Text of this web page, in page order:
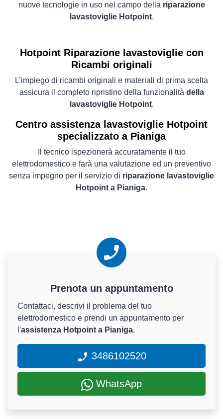
nuove tecnologie in uso nel campo della riparazione
lavastoviglie Hotpoint.
Hotpoint Riparazione lavastoviglie con
Ricambi originali
L’impiego di ricambi originali e materiali di prima scelta
assicura il completo ripristino della funzionalità della
lavastoviglie Hotpoint.
Centro assistenza lavastoviglie Hotpoint
specializzato a Pianiga
Il tecnico ispezionerà accuratamente il tuo
elettrodomestico e farà una valutazione ed un preventivo
senza impegno per il servizio di riparazione lavastoviglie
Hotpoint a Pianiga.
Prenota un appuntamento
Contattaci, descrivi il problema del tuo
elettrodomestico e prendi un appuntamento per
l'assistenza Hotpoint a Pianiga.
3486102520
WhatsApp